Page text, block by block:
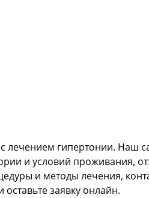
лечением гипертонии. Наш
и условий проживания,
и методы лечения,
заявку онлайн.